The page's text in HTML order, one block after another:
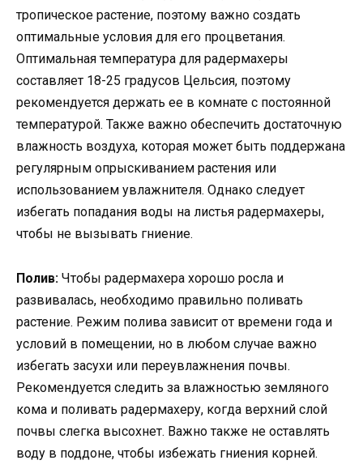
тропическое растение, поэтому важно создать
оптимальные условия для его процветания.
Оптимальная температура для радермахеры
составляет 18-25 градусов Цельсия, поэтому
рекомендуется держать ее в комнате с постоянной
температурой. Также важно обеспечить достаточную
влажность воздуха, которая может быть поддержана
регулярным опрыскиванием растения или
использованием увлажнителя. Однако следует
избегать попадания воды на листья радермахеры,
чтобы не вызывать гниение.
Полив: Чтобы радермахера хорошо росла и
развивалась, необходимо правильно поливать
растение. Режим полива зависит от времени года и
условий в помещении, но в любом случае важно
избегать засухи или переувлажнения почвы.
Рекомендуется следить за влажностью земляного
кома и поливать радермахеру, когда верхний слой
почвы слегка высохнет. Важно также не оставлять
воду в поддоне, чтобы избежать гниения корней.